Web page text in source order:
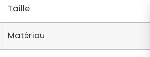
Taille
Matériau